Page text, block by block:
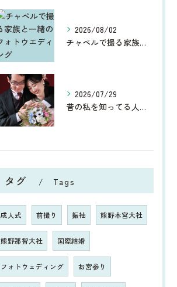
2026/08/02
チャペルで撮る家族と一緒のフォトウエディング
2026/07/29
昔の私を知ってる人からしたら、今、お宮参りや七五三、ウエディ...
タグ Tags
成人式 前撮り 振袖 熊野本宮大社
熊野那智大社 国際結婚
フォトウェディング お宮参り